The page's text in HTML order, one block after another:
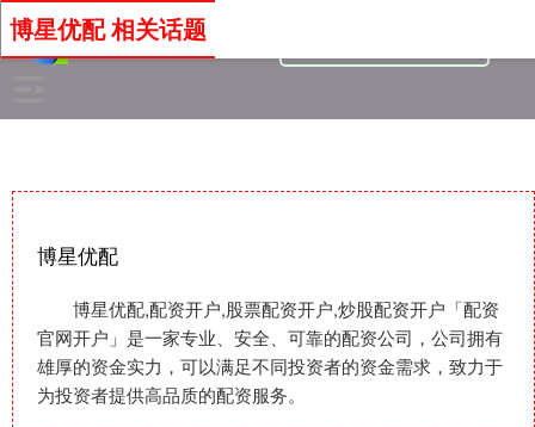
博星优配
博星优配,配资开户,股票配资开户,炒股配资开户「配资
官网开户」是一家专业、安全、可靠的配资公司，公司拥有
雄厚的资金实力，可以满足不同投资者的资金需求，致力于
为投资者提供高品质的配资服务。
博星优配 相关话题